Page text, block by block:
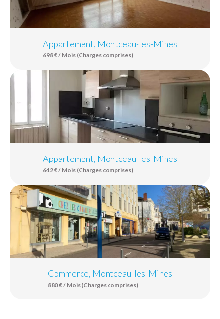
Appartement, Montceau-les-Mines
698 € / Mois (Charges comprises)
Appartement, Montceau-les-Mines
642 € / Mois (Charges comprises)
Commerce, Montceau-les-Mines
880 € / Mois (Charges comprises)